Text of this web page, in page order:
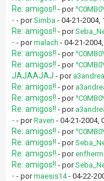
Re: amigos!! - por
- - porSimba - 04-21-2004,
Re: amigos!! - por
- - pormalach - 04-21-
Re: amigos!! - por
Re: amigos!! - por
JAJAAJAJ - por a3andrea
Re: amigos!! - por
Re: amigos!! - por
Re: amigos!! - por
- - porRaven - 04-21-2004,
Re: amigos!! - por
Re: amigos!! - por
Re: amigos!! - por
Re: amigos!! - por
- - pormaesis14- 04-22-